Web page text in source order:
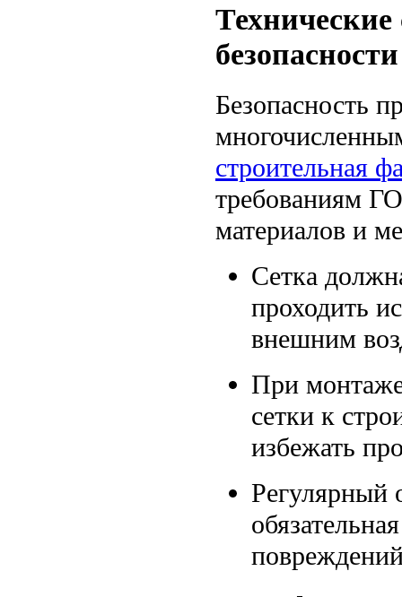
безопасности
Безопасность
строительная
требованиям
материалов и
Сетка
проходить
внешним
При
сетки к
избежать
Регулярный